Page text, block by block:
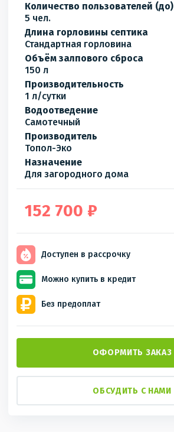
Количество пользователей (до)
5 чел.
Длина горловины септика
Стандартная горловина
Объём залпового сброса
150 л
Производительность
1 л/сутки
Водоотведение
Самотечный
Производитель
Топол-Эко
Назначение
Для загородного дома
152 700 ₽
Доступен в рассрочку
Можно купить в кредит
Без предоплат
ОФОРМИТЬ ЗАКАЗ
ОБСУДИТЬ С НАМИ